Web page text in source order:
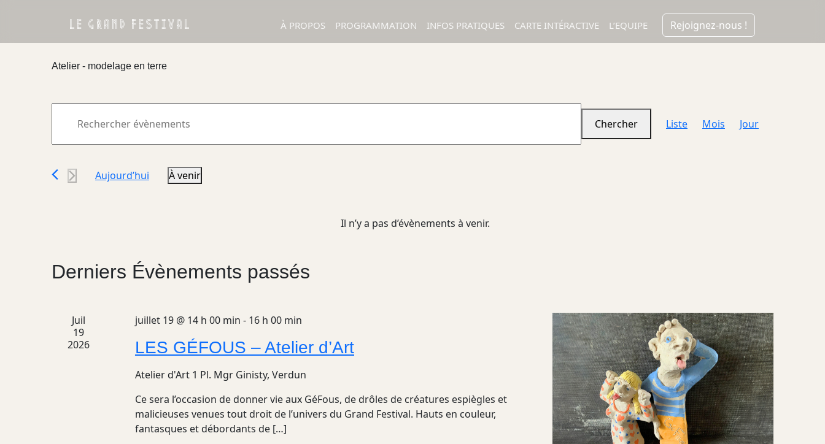
LE GRAND FESTIVAL À PROPOS PROGRAMMATION INFOS PRATIQUES CARTE INTÉRACTIVE L’EQUIPE Rejoignez-nous !
Atelier - modelage en terre
Il n’y a pas d’évènements à venir.
Recherche
de
clé.
Évènements
Chercher
de
Liste Mois Jour
Aujourd’hui
À venir
Derniers Évènements passés
Juil
19
2026
juillet 19 @ 14 h 00 min - 16 h 00 min
LES GÉFOUS – Atelier d’Art
Atelier d'Art 1 Pl. Mgr Ginisty, Verdun
Ce sera l’occasion de donner vie aux GéFous, de drôles de créatures espiègles et
malicieuses venues tout droit de l’univers du Grand Festival. Hauts en couleur,
fantasques et débordants de […]